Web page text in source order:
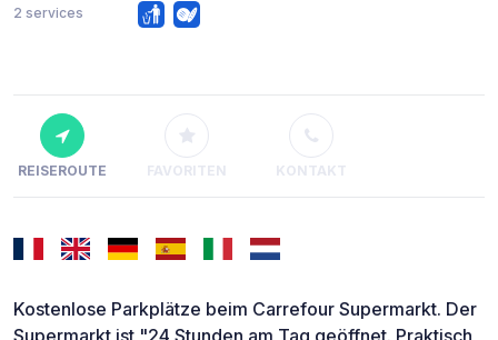
2 services
REISEROUTE FAVORITEN KONTAKT
Kostenlose Parkplätze beim Carrefour Supermarkt. Der